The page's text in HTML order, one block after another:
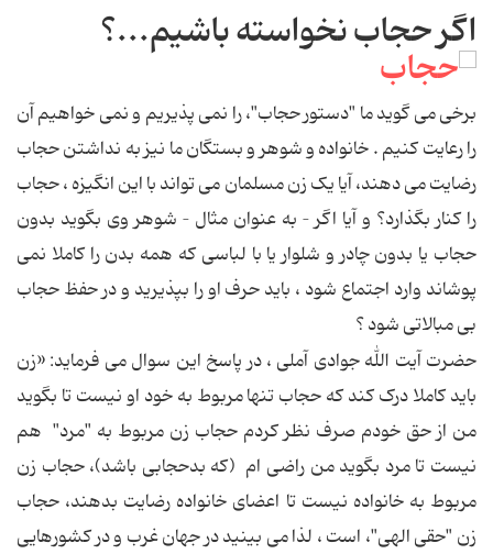
اگر حجاب نخواسته باشیم...؟
برخی می گوید ما "دستور حجاب"، را نمی پذیریم و نمی خواهیم آن
را رعایت کنیم . خانواده و شوهر و بستگان ما نیز به نداشتن حجاب
رضایت می دهند، آیا یک زن مسلمان می تواند با این انگیزه ، حجاب
را کنار بگذارد؟ و آیا اگر – به عنوان مثال – شوهر وی بگوید بدون
حجاب یا بدون چادر و شلوار یا با لباسی که همه بدن را کاملا نمی
پوشاند وارد اجتماع شود ، باید حرف او را بپذیرید و در حفظ حجاب
بی مبالاتی شود ؟
حضرت آیت الله جوادی آملی ، در پاسخ این سوال می فرماید: «زن
باید کاملا درک کند که حجاب تنها مربوط به خود او نیست تا بگوید
من از حق خودم صرف نظر کردم حجاب زن مربوط به "مرد" هم
نیست تا مرد بگوید من راضی ام (که بدحجابی باشد)، حجاب زن
مربوط به خانواده نیست تا اعضای خانواده رضایت بدهند، حجاب
زن "حقی الهی"، است ، لذا می بینید در جهان غرب و در کشورهایی